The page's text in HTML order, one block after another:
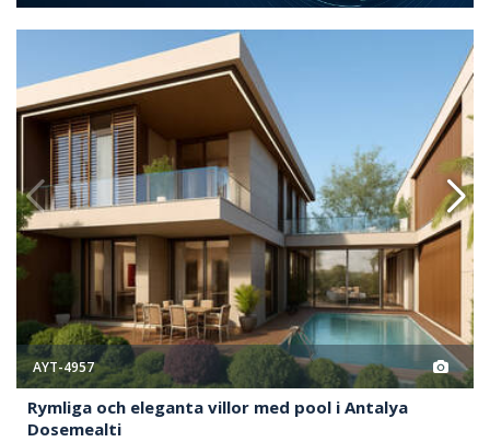
Med Pool I Antalya Dosemealti 2 Rymliga Och Eleganta Villor
AYT-4957
Rymliga och eleganta villor med pool i Antalya
Dosemealti